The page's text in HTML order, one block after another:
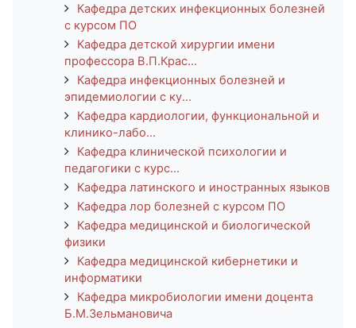
Кафедра детских инфекционных болезней
с курсом ПО
Кафедра детской хирургии имени
профессора В.П.Крас...
Кафедра инфекционных болезней и
эпидемиологии с ку...
Кафедра кардиологии, функциональной и
клинико-лабо...
Кафедра клинической психологии и
педагогики с курс...
Кафедра латинского и иностранных языков
Кафедра лор болезней с курсом ПО
Кафедра медицинской и биологической
физики
Кафедра медицинской кибернетики и
информатики
Кафедра микробиологии имени доцента
Б.М.Зельмановича